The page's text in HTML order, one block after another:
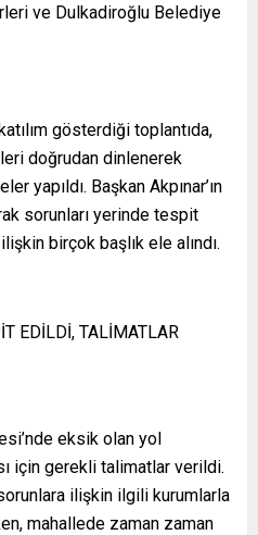
ve Dulkadiroğlu Belediye
gösterdiği toplantıda,
doğrudan dinlenerek
yapıldı. Başkan Akpınar’ın
sorunları yerinde tespit
birçok başlık ele alındı.
EDİLDİ, TALİMATLAR
eksik olan yol
için gerekli talimatlar verildi.
ilişkin ilgili kurumlarla
mahallede zaman zaman